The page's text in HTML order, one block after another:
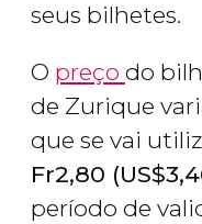
seus bilhetes.
O preço do
de Zurique
que se vai
Fr2,80 (US$
período de